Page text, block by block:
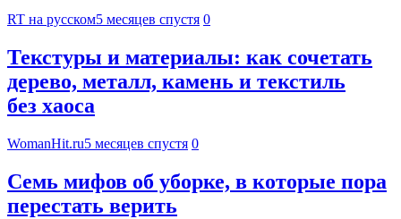
RT на русском5 месяцев спустя 0
Текстуры и материалы: как сочетать
дерево, металл, камень и текстиль
без хаоса
WomanHit.ru5 месяцев спустя 0
Семь мифов об уборке, в которые пора
перестать верить